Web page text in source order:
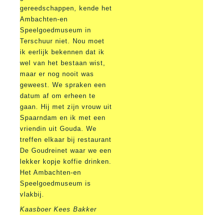
gereedschappen, kende het
Ambachten-en
Speelgoedmuseum in
Terschuur niet. Nou moet
ik eerlijk bekennen dat ik
wel van het bestaan wist,
maar er nog nooit was
geweest. We spraken een
datum af om erheen te
gaan. Hij met zijn vrouw uit
Spaarndam en ik met een
vriendin uit Gouda. We
treffen elkaar bij restaurant
De Goudreinet waar we een
lekker kopje koffie drinken.
Het Ambachten-en
Speelgoedmuseum is
vlakbij.
Kaasboer Kees Bakker